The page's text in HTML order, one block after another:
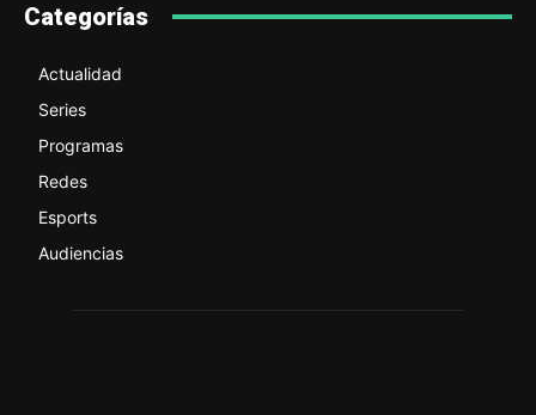
Categorías
Actualidad
Series
Programas
Redes
Esports
Audiencias